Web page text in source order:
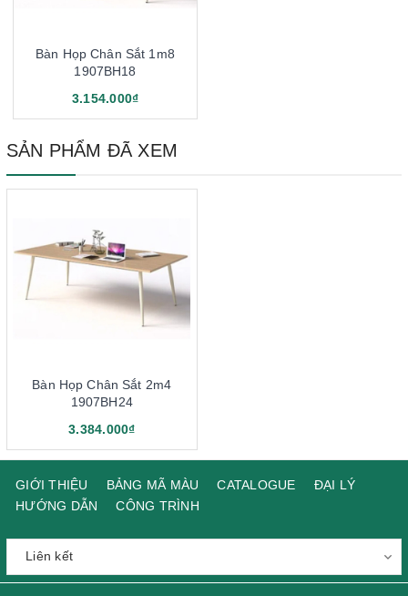
Bàn Họp Chân Sắt 1m8
1907BH18
3.154.000₫
SẢN PHẨM ĐÃ XEM
Bàn Họp Chân Sắt 2m4
1907BH24
3.384.000₫
GIỚI THIỆU BẢNG MÃ MÀU CATALOGUE
ĐẠI LÝ
HƯỚNG DẪN
CÔNG TRÌNH